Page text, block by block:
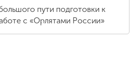
пути подготовки к
с «Орлятами России»